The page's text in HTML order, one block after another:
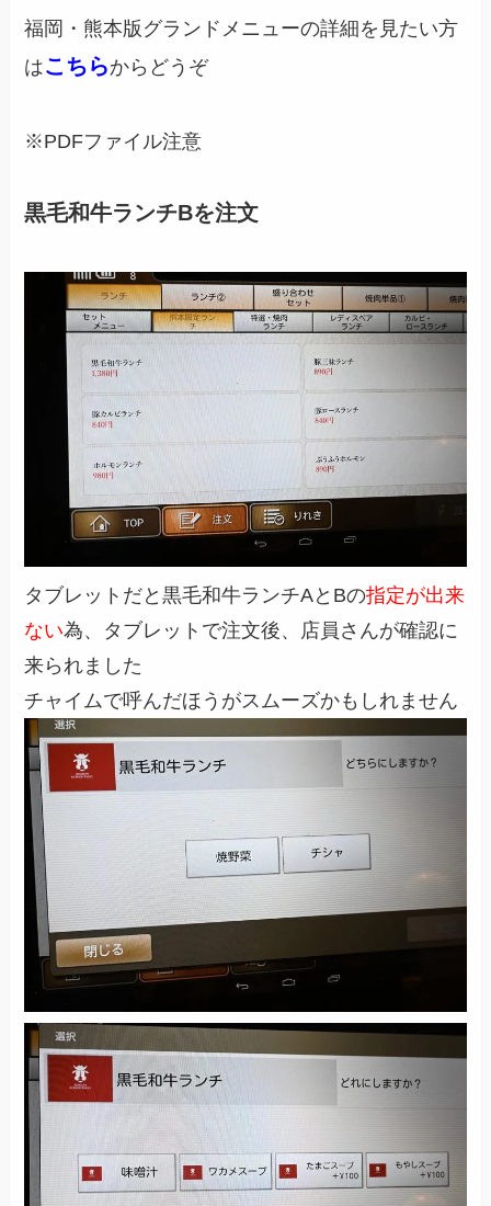
福岡・熊本版グランドメニューの詳細を見たい方
はこちらからどうぞ
※PDFファイル注意
黒毛和牛ランチBを注文
タブレットだと黒毛和牛ランチAとBの指定が出来
ない為、タブレットで注文後、店員さんが確認に
来られました
チャイムで呼んだほうがスムーズかもしれません